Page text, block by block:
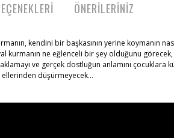
kendini bir başkasının yerine koymanın
kurmanın ne eğlenceli bir şey olduğunu
ve gerçek dostluğun anlamını
ellerinden düşürmeyecek...
ÖNERİLERİNİZ